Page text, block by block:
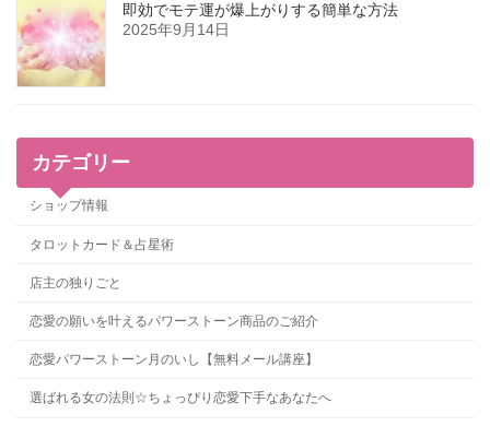
即効でモテ運が爆上がりする簡単な方法
2025年9月14日
カテゴリー
ショップ情報
タロットカード＆占星術
店主の独りごと
恋愛の願いを叶えるパワーストーン商品のご紹介
恋愛パワーストーン月のいし【無料メール講座】
選ばれる女の法則☆ちょっぴり恋愛下手なあなたへ